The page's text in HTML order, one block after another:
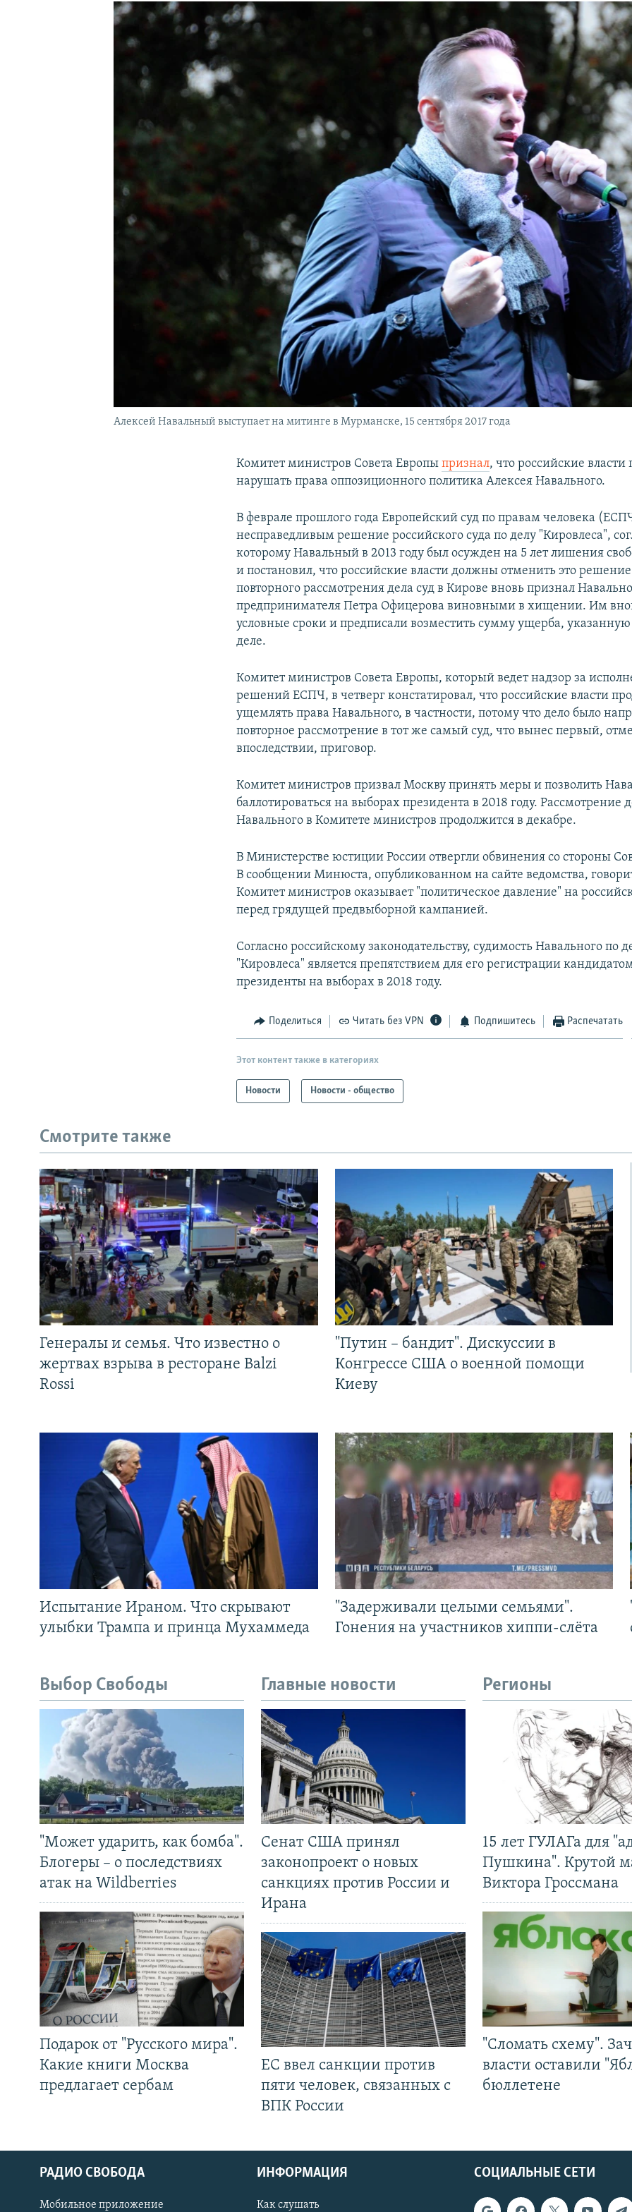
ПОДПИШИТЕСЬ НА РАССЫЛКУ
Алексей Навальный выступает на митинге в Мурманске, 15 сентября 2017 года
Комитет министров Совета Европыпризнал, что российские
нарушать права оппозиционного политика Алексея Навального.
В феврале прошлого года Европейский суд по правам человека
несправедливым решение российского суда по делу "Кировлеса",
которому Навальный в 2013 году был осужден на 5 лет лишения
и постановил, что российские власти должны отменить это
повторного рассмотрения дела суд в Кирове вновь признал
предпринимателя Петра Офицерова виновными в хищении. Им
условные сроки и предписали возместить сумму ущерба,
деле.
Комитет министров Совета Европы, который ведет надзор за
решений ЕСПЧ, в четверг констатировал, что российские власти
ущемлять права Навального, в частности, потому что дело было
повторное рассмотрение в тот же самый суд, что вынес первый,
впоследствии, приговор.
Комитет министров призвал Москву принять меры и позволить
баллотироваться на выборах президента в 2018 году. Рассмотрение
Навального в Комитете министров продолжится в декабре.
В Министерстве юстиции России отвергли обвинения со стороны
В сообщении Минюста, опубликованном на сайте ведомства,
Комитет министров оказывает "политическое давление" на
перед грядущей предвыборной кампанией.
Согласно российскому законодательству, судимость Навального по
"Кировлеса" является препятствием для его регистрации
президенты на выборах в 2018 году.
Поделиться Читать без VPN Подпишитесь Распечатать
Этот контент также в категориях
Новости Новости - общество
Смотрите также
Генералы и семья. Что известно о
жертвах взрыва в ресторане Balzi
Rossi
"Путин – бандит". Дискуссии в
Конгрессе США о военной помощи
Киеву
Испытание Ираном. Что скрывают
улыбки Трампа и принца Мухаммеда
"Задерживали целыми семьями".
Гонения на участников хиппи-слёта
Выбор Свободы
"Может ударить, как бомба".
Блогеры – о последствиях
атак на Wildberries
Подарок от "Русского мира".
Какие книги Москва
предлагает сербам
Главные новости
Сенат США принял
законопроект о новых
санкциях против России и
Ирана
ЕС ввел санкции против
пяти человек, связанных с
ВПК России
Регионы
15 лет ГУЛАГа для
Пушкина". Крутой
Виктора Гроссмана
"Сломать схему".
власти оставили
бюллетене
СОЦИАЛЬНЫЕ СЕТИ
РАДИО СВОБОДА
Мобильное приложение
ИНФОРМАЦИЯ
Как слушать